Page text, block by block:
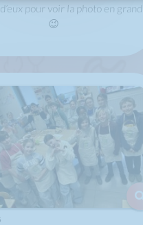
pour voir la photo en grand
😉